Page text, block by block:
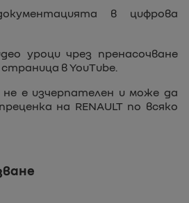
в цифрова
уроци чрез пренасочване
в YouTube.
не е изчерпателен и може да
на RENAULT по всяко